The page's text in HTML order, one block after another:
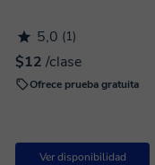
5,0 (1)
$12 /clase
Ofrece prueba gratuita
Ver disponibilidad